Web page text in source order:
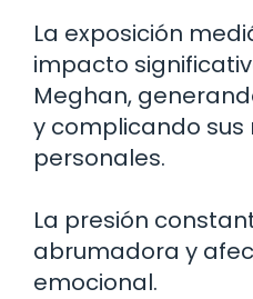
La exposición
impacto
Meghan,
y complicando sus
personales.
La presión
abrumadora y
emocional.